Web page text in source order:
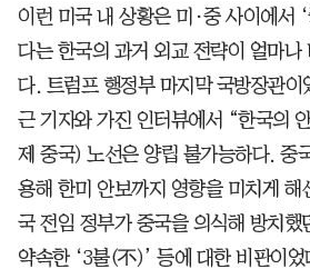
이런 미국 내 상황은 미·중 사이에서
다는 한국의 과거 외교 전략이 얼마나
다. 트럼프 행정부 마지막 국방장관이
근 기자와 가진 인터뷰에서 “한국의
제 중국) 노선은 양립 불가능하다. 중
용해 한미 안보까지 영향을 미치게
국 전임 정부가 중국을 의식해 방치했
약속한 ‘3불(不)’ 등에 대한 비판이었